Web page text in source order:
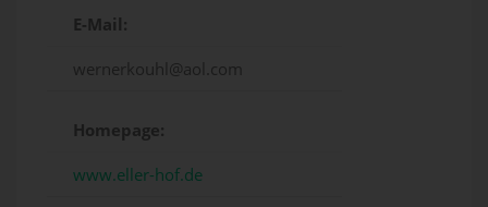
E-Mail:
wernerkouhl@aol.com
Homepage:
www.eller-hof.de